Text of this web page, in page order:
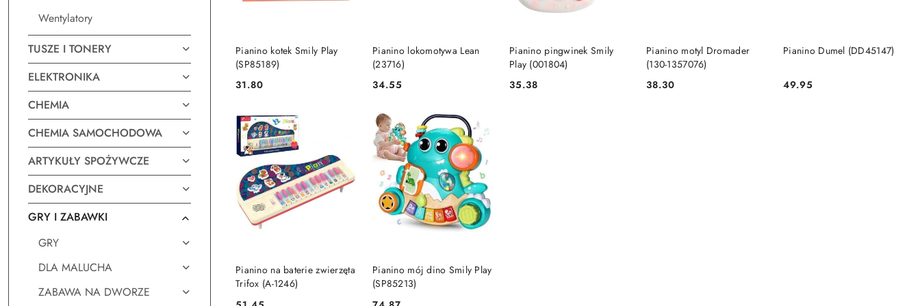
Wentylatory
TUSZE I TONERY
ELEKTRONIKA
CHEMIA
CHEMIA SAMOCHODOWA
ARTYKUŁY SPOŻYWCZE
DEKORACYJNE
GRY I ZABAWKI
GRY
DLA MALUCHA
ZABAWA NA DWORZE
Pianino kotek Smily Play
(SP85189)
Cena:
31.80
DO KOSZYKA
Pianino lokomotywa Lean
(23716)
Cena:
34.55
DO KOSZYKA
Pianino pingwinek Smily
Play (001804)
Cena:
35.38
DO KOSZYKA
Pianino motyl Dromader
(130-1357076)
Cena:
38.30
DO KOSZYKA Pianino Dumel (DD45147)
Cena:
49.95
DO KOSZYKA
Pianino na baterie zwierzęta
Trifox (A-1246)
DO KOSZYKA
Pianino mój dino Smily Play
(SP85213)
DO KOSZYKA